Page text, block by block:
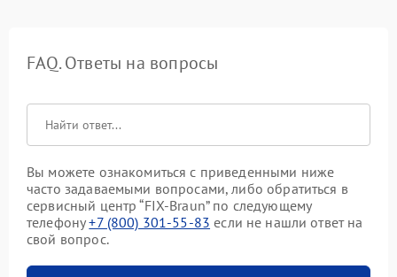
FAQ. Ответы на вопросы
Вы можете ознакомиться с приведенными ниже
часто задаваемыми вопросами, либо обратиться в
сервисный центр “FIX-Braun” по следующему
телефону+7 (800) 301-55-83 если не нашли ответ на
свой вопрос.